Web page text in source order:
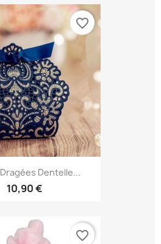
Dentelle...
10,90 €
favorite_border
favorite_border